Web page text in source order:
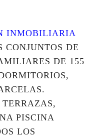
INMOBILIARIA
CONJUNTOS DE
DE 155
PISCINA
LOS